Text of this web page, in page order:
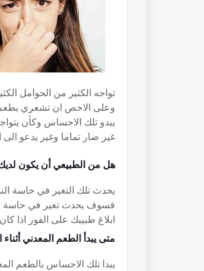
تواجه الكثير من الحوامل
وعلى الاخص ان تشعري
يبدو تلك الاحساس وكأن
غير ضار تماما وغير يدعو
هل من الطبيعي أن يكون
يحدث تلك التغير في حاسة
فسوف يحدث تغير في حاسة
ابلاغ طبيبك على الفور اذا
متى يبدأ الطعم المعدني
يبدا تلك الاحساس بالطعم